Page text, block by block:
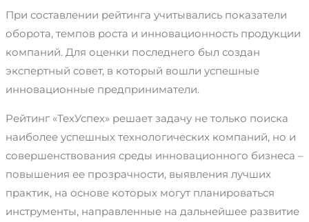
При составлении рейтинга учитывались показатели
оборота, темпов роста и инновационность продукции
компаний. Для оценки последнего был создан
экспертный совет, в который вошли успешные
инновационные предприниматели.
Рейтинг «ТехУспех» решает задачу не только поиска
наиболее успешных технологических компаний, но и
совершенствования среды инновационного бизнеса –
повышения ее прозрачности, выявления лучших
практик, на основе которых могут планироваться
инструменты, направленные на дальнейшее развитие